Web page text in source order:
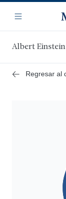
contenido
principal
Menú
Albert
Regresar al